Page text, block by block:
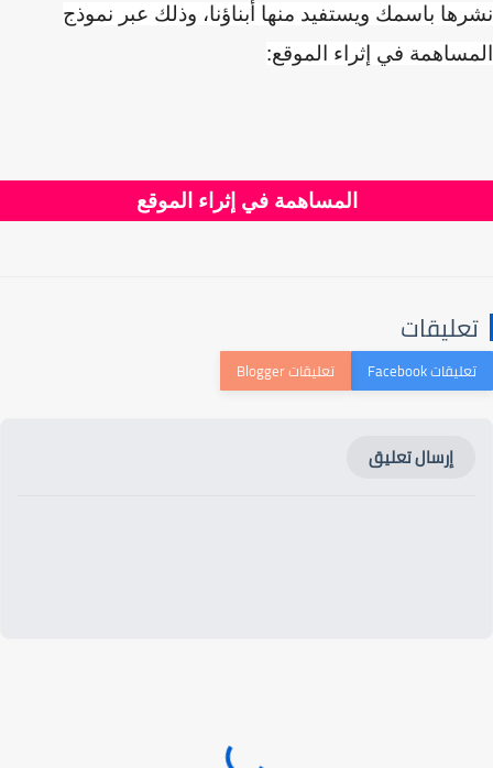
نشرها باسمك ويستفيد منها أبناؤنا، وذلك عبر نموذج
المساهمة في إثراء الموقع:
المساهمة في إثراء الموقع
تعليقات
إرسال تعليق